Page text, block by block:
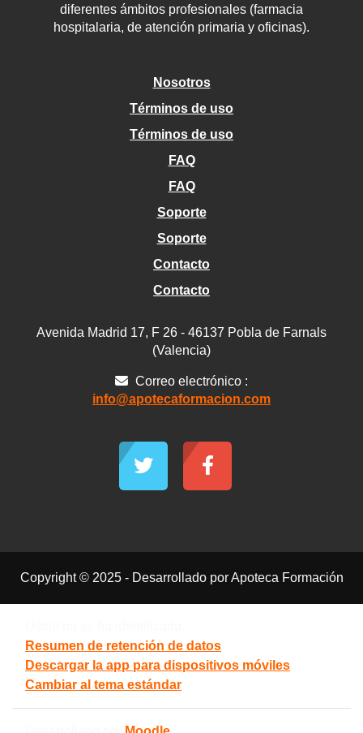
diferentes ámbitos profesionales (farmacia
hospitalaria, de atención primaria y oficinas).
Nosotros
Términos de uso
Términos de uso
FAQ
FAQ
Soporte
Soporte
Contacto
Contacto
Avenida Madrid 17, F 26 - 46137 Pobla de Farnals
(Valencia)
Correo electrónico :
info@apotecaformacion.com
Copyright © 2025 - Desarrollado por Apoteca Formación
Resumen de retención de datos
Descargar la app para dispositivos móviles
Cambiar al tema estándar